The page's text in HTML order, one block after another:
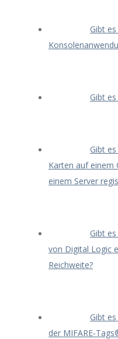
Gibt
Gibt
Gibt
Karten auf einem
einem Server
Gibt
von Digital Logic
Reichweite?
Gibt
der MIFARE-